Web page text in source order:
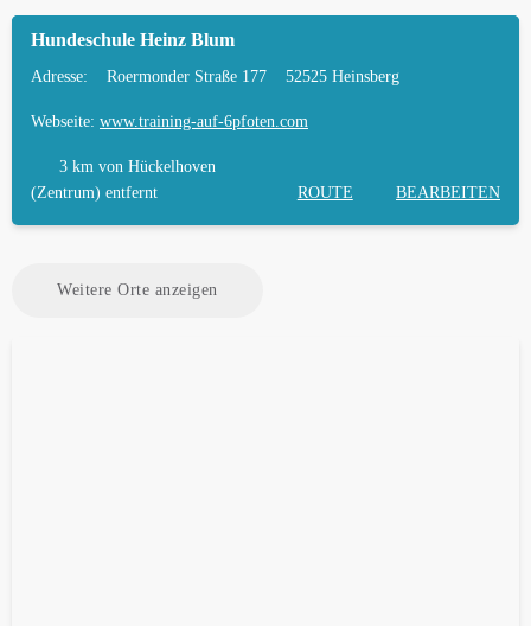
Hundeschule Heinz Blum
Adresse: Roermonder Straße 177 52525 Heinsberg
Webseite: www.training-auf-6pfoten.com
3 km von Hückelhoven
(Zentrum) entfernt
ROUTE BEARBEITEN
Weitere Orte anzeigen